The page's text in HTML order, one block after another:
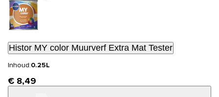
Histor MY color Muurverf Extra Mat Tester
Inhoud:0.25L
€ 8,49